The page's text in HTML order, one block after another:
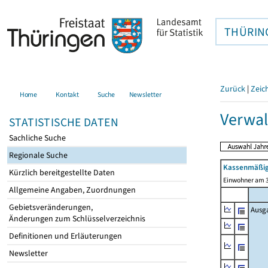
Home Kontakt Suche Newsletter
STATISTISCHE DATEN
Sachliche Suche
Regionale Suche
Kürzlich bereitgestellte Daten
Allgemeine Angaben, Zuordnungen
Gebietsveränderungen,
Änderungen zum Schlüsselverzeichnis
Definitionen und Erläuterungen
Newsletter
Zurück |
Einwohner am